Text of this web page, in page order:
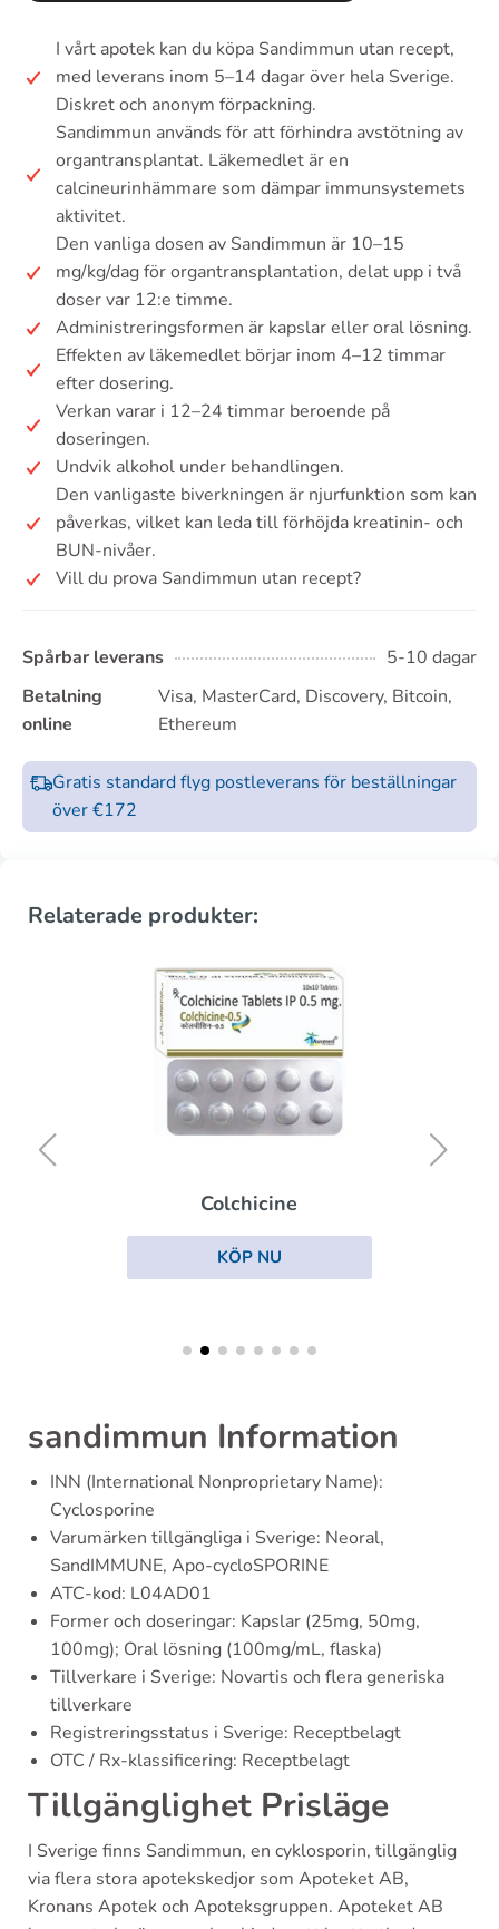
I vårt apotek kan du köpa Sandimmun utan recept,
med leverans inom 5–14 dagar över hela Sverige.
Diskret och anonym förpackning.
Sandimmun används för att förhindra avstötning av
organtransplantat. Läkemedlet är en
calcineurinhämmare som dämpar immunsystemets
aktivitet.
Den vanliga dosen av Sandimmun är 10–15
mg/kg/dag för organtransplantation, delat upp i två
doser var 12:e timme.
Administreringsformen är kapslar eller oral lösning.
Effekten av läkemedlet börjar inom 4–12 timmar
efter dosering.
Verkan varar i 12–24 timmar beroende på
doseringen.
Undvik alkohol under behandlingen.
Den vanligaste biverkningen är njurfunktion som kan
påverkas, vilket kan leda till förhöjda kreatinin- och
BUN-nivåer.
Vill du prova Sandimmun utan recept?
Spårbar leverans
5-10 dagar
Betalning
online
Visa, MasterCard, Discovery, Bitcoin,
Ethereum
Gratis standard flyg postleverans för beställningar
över €172
Relaterade produkter:
Colchicine
KÖP NU
sandimmun Information
INN (International Nonproprietary Name):
Cyclosporine
Varumärken tillgängliga i Sverige: Neoral,
SandIMMUNE, Apo-cycloSPORINE
ATC-kod: L04AD01
Former och doseringar: Kapslar (25mg, 50mg,
100mg); Oral lösning (100mg/mL, flaska)
Tillverkare i Sverige: Novartis och flera generiska
tillverkare
Registreringsstatus i Sverige: Receptbelagt
OTC / Rx-klassificering: Receptbelagt
Tillgänglighet Prisläge
I Sverige finns Sandimmun, en cyklosporin, tillgänglig
via flera stora apotekskedjor som Apoteket AB,
Kronans Apotek och Apoteksgruppen. Apoteket AB